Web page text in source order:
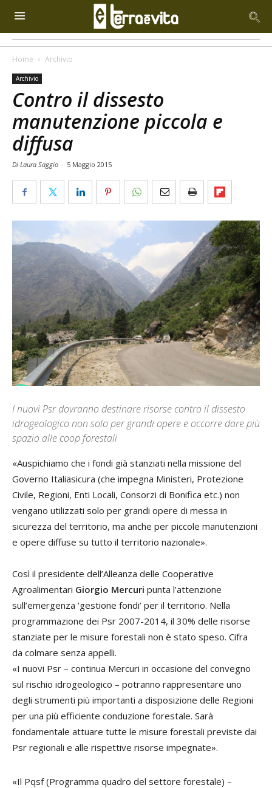
Home Archivio
Archivio
Contro il dissesto
manutenzione piccola e
diffusa
Di Laura Saggio - 5 Maggio 2015
I nuovi Psr dovranno destinare risorse contro il dissesto
idrogeologico non solo per grandi opere e occorre dare più
spazio alle coop forestali
«Auspichiamo che i fondi già stanziati nella missione del
Governo Italiasicura (che impegna Ministeri, Protezione
Civile, Regioni, Enti Locali, Consorzi di Bonifica etc.) non
vengano utilizzati solo per grandi opere di messa in
sicurezza del territorio, ma anche per piccole manutenzioni
e opere diffuse su tutto il territorio nazionale».
Così il presidente dell’Alleanza delle Cooperative
Agroalimentari Giorgio Mercuri punta l’attenzione
sull’emergenza ‘gestione fondi’ per il territorio. Nella
programmazione dei Psr 2007-2014, il 30% delle risorse
stanziate per le misure forestali non è stato speso. Cifra
da colmare senza appelli.
«I nuovi Psr – continua Mercuri in occasione del convegno
sul rischio idrogeologico – potranno rappresentare uno
degli strumenti più importanti a disposizione delle Regioni
per una più efficiente conduzione forestale. Sarà
fondamentale attuare tutte le misure forestali previste dai
Psr regionali e alle rispettive risorse impegnate».
«Il Pqsf (Programma quadro del settore forestale) –